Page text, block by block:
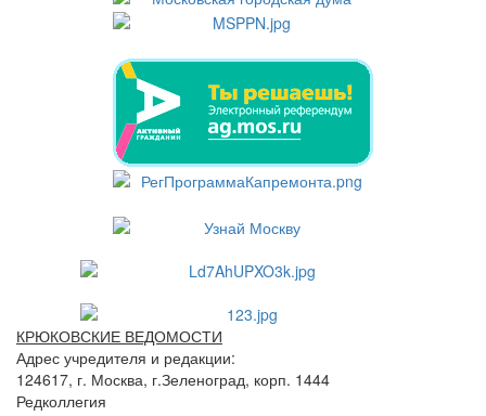
КРЮКОВСКИЕ ВЕДОМОСТИ
Адрес учредителя и редакции:
124617, г. Москва, г.Зеленоград, корп. 1444
Редколлегия